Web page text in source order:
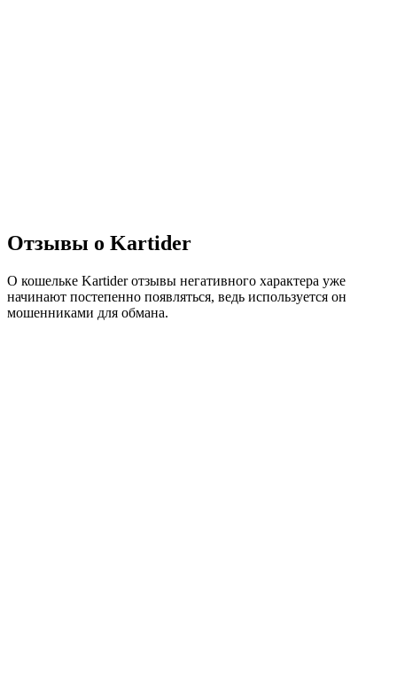
Отзывы о Kartider
О кошельке Kartider отзывы негативного характера уже
начинают постепенно появляться, ведь используется он
мошенниками для обмана.